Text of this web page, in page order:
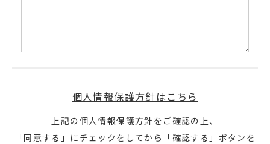
個人情報保護方針はこちら
上記の個人情報保護方針をご確認の上、
「同意する」にチェックをしてから「確認する」ボタンを